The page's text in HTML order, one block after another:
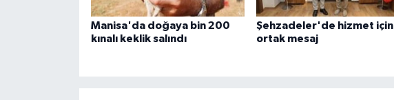
Manisa'da doğaya bin 200
kınalı keklik salındı
Şehzadeler'de hizmet için
ortak mesaj